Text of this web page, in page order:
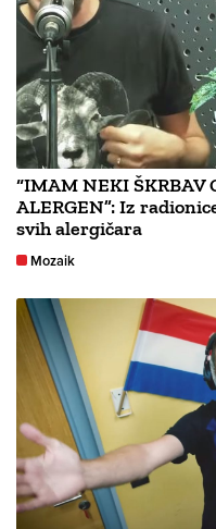
“IMAM NEKI ŠKRBAV
ALERGEN”: Iz
svih alergičara
Mozaik